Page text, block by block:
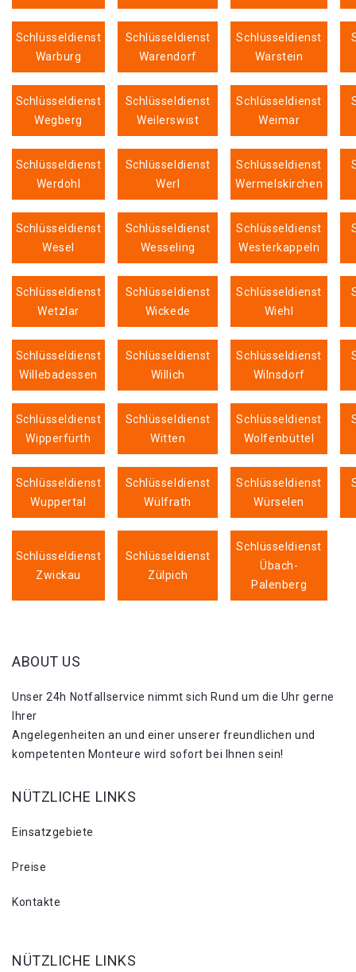
Schlüsseldienst
Warburg
Schlüsseldienst
Warendorf
Schlüsseldienst
Warstein
Schlüsseldienst
Wegberg
Schlüsseldienst
Weilerswist
Schlüsseldienst
Weimar
Schlüsseldienst
Werdohl
Schlüsseldienst
Werl
Schlüsseldienst
Wermelskirchen
Schlüsseldienst
Wesel
Schlüsseldienst
Wesseling
Schlüsseldienst
Westerkappeln
Schlüsseldienst
Wetzlar
Schlüsseldienst
Wickede
Schlüsseldienst
Wiehl
Schlüsseldienst
Willebadessen
Schlüsseldienst
Willich
Schlüsseldienst
Wilnsdorf
Schlüsseldienst
Wipperfürth
Schlüsseldienst
Witten
Schlüsseldienst
Wolfenbüttel
Schlüsseldienst
Wuppertal
Schlüsseldienst
Wülfrath
Schlüsseldienst
Würselen
Schlüsseldienst
Zwickau
Schlüsseldienst
Zülpich
Schlüsseldienst
Übach-
Palenberg
ABOUT US
Unser 24h Notfallservice nimmt sich Rund um die Uhr gerne
Ihrer
Angelegenheiten an und einer unserer freundlichen und
kompetenten Monteure wird sofort bei Ihnen sein!
NÜTZLICHE LINKS
Einsatzgebiete
Preise
Kontakte
NÜTZLICHE LINKS